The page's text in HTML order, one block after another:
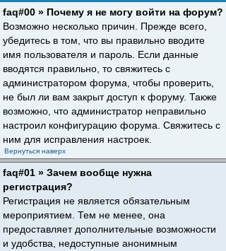
faq#00 » Почему я не могу войти на форум?
Возможно несколько причин. Прежде всего,
убедитесь в том, что вы правильно вводите
имя пользователя и пароль. Если данные
вводятся правильно, то свяжитесь с
администратором форума, чтобы проверить,
не был ли вам закрыт доступ к форуму. Также
возможно, что администратор неправильно
настроил конфигурацию форума. Свяжитесь с
ним для исправления настроек.
Вернуться наверх
faq#01 » Зачем вообще нужна
регистрация?
Регистрация не является обязательным
мероприятием. Тем не менее, она
предоставляет дополнительные возможности
и удобства, недоступные анонимным